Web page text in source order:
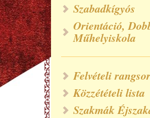
Szabadkígyós
Orientáció,
Műhelyiskola
Felvételi
Közzétételi lista
Szakmák